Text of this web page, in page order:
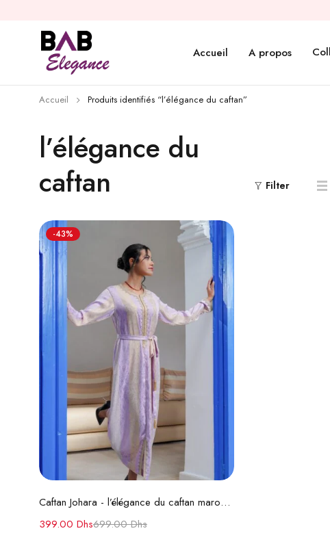
Accueil A propos
l’élégance du
caftan
Accueil Produits identifiés “l’élégance du caftan”
Filter
-43%
Choix des options
Caftan Johara - l’élégance du caftan marocain d’exception
699.00Dhs
399.00 Dhs